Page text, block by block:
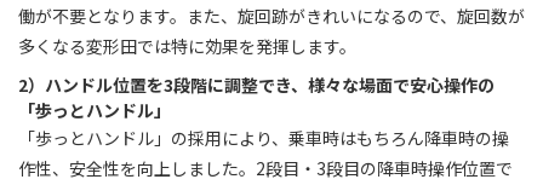
働が不要となります。また、旋回跡がきれいになるので、旋回数が
多くなる変形田では特に効果を発揮します。
2）ハンドル位置を3段階に調整でき、様々な場面で安心操作の
「歩っとハンドル」
「歩っとハンドル」の採用により、乗車時はもちろん降車時の操
作性、安全性を向上しました。2段目・3段目の降車時操作位置で